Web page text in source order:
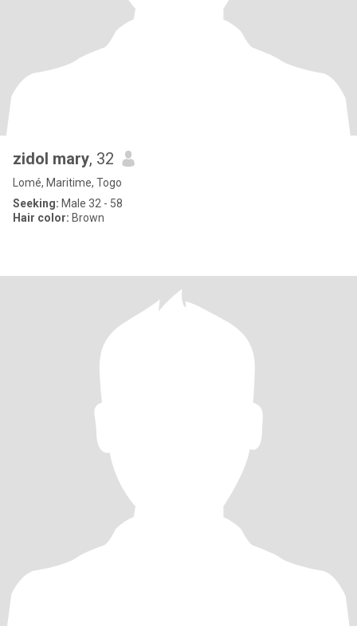
zidol mary, 32
Lomé, Maritime, Togo
Seeking: Male 32 - 58
Hair color: Brown